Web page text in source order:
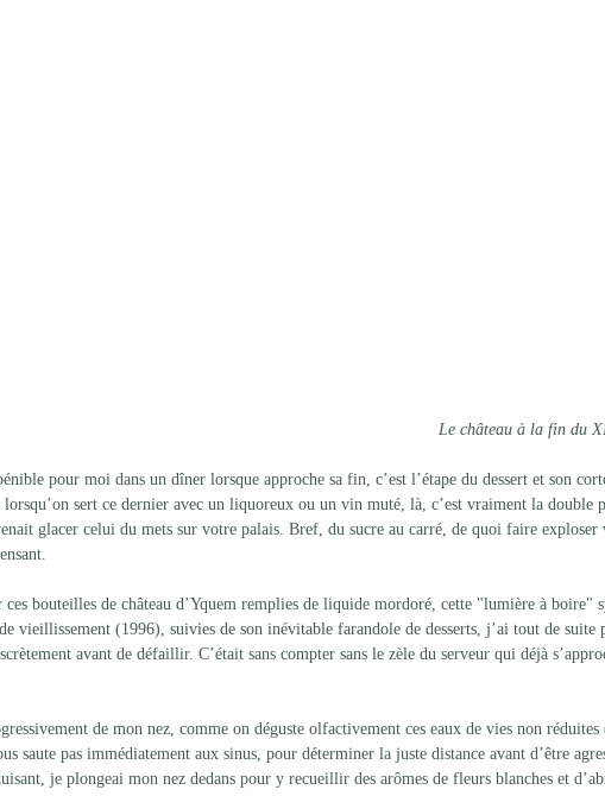
Le château à la fin du
pour moi dans un dîner lorsque approche sa fin, c’est l’étape du dessert et son
lorsqu’on sert ce dernier avec un liquoreux ou un vin muté, là, c’est vraiment la double
glacer celui du mets sur votre palais. Bref, du sucre au carré, de quoi faire exploser
bouteilles de château d’Yquem remplies de liquide mordoré, cette "lumière à boire"
vieillissement (1996), suivies de son inévitable farandole de desserts, j’ai tout de suite
avant de défaillir. C’était sans compter sans le zèle du serveur qui déjà
de mon nez, comme on déguste olfactivement ces eaux de vies non
saute pas immédiatement aux sinus, pour déterminer la juste distance avant d’être
je plongeai mon nez dedans pour y recueillir des arômes de fleurs blanches et